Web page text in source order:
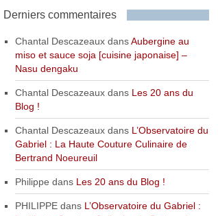
Derniers commentaires
Chantal DescazeauxdansAubergine au
miso et sauce soja [cuisine japonaise] –
Nasu dengaku
Chantal Descazeauxdans Les 20 ans du
Blog !
Chantal Descazeauxdans L’Observatoire du
Gabriel : La Haute Couture Culinaire de
Bertrand Noeureuil
Philippe dans Les 20 ans du Blog !
PHILIPPEdans L’Observatoire du Gabriel :